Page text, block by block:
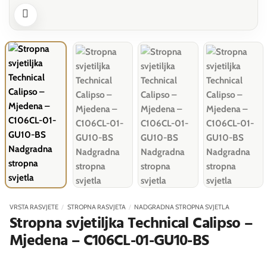
VRSTA RASVJETE / STROPNA RASVJETA / NADGRADNA STROPNA SVJETLA
Stropna svjetiljka Technical Calipso –
Mjedena – C106CL-01-GU10-BS